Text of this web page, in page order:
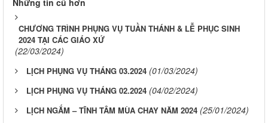
Những tin cũ hơn
CHƯƠNG TRÌNH PHỤNG VỤ TUẦN THÁNH & LỄ PHỤC SINH
2024 TẠI CÁC GIÁO XỨ
(22/03/2024)
LỊCH PHỤNG VỤ THÁNG 03.2024 (01/03/2024)
LỊCH PHỤNG VỤ THÁNG 02.2024 (04/02/2024)
LỊCH NGẮM – TĨNH TÂM MÙA CHAY NĂM 2024 (25/01/2024)